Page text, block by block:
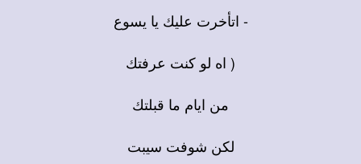
- اتأخرت عليك يا يسوع
( اه لو كنت عرفتك
من ايام ما قبلتك
لكن شوفت سيبت